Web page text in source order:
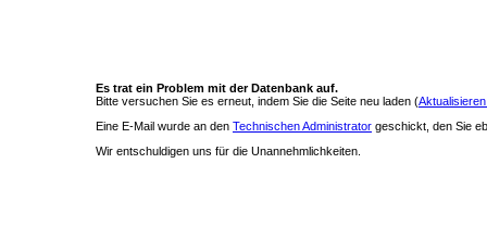
Es trat ein Problem mit der Datenbank auf.
Bitte versuchen Sie es erneut, indem Sie die Seite neu laden (
Eine E-Mail wurde an den Technischen Administrator geschickt, den Sie
Wir entschuldigen uns für die Unannehmlichkeiten.